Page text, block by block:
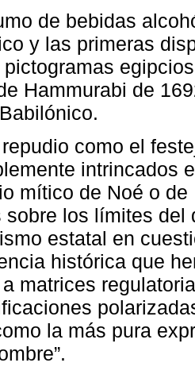
de bebidas
y las primeras
Hammurabi de
como el
intrincados
mítico de Noé o
sobre los límites del
estatal en
histórica que
matrices
la más pura